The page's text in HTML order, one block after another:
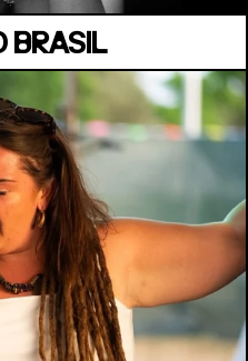
BRASIL
KEROUAL
juillet